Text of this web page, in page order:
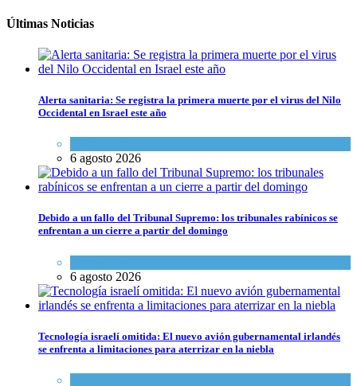
Últimas Noticias
Alerta sanitaria: Se registra la primera muerte por el virus del Nilo
Occidental en Israel este año
6 agosto 2026
Debido a un fallo del Tribunal Supremo: los tribunales rabínicos se
enfrentan a un cierre a partir del domingo
6 agosto 2026
Tecnología israelí omitida: El nuevo avión gubernamental irlandés
se enfrenta a limitaciones para aterrizar en la niebla